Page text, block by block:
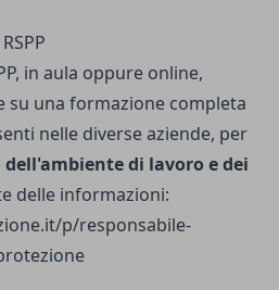
in aula oppure online,
su una formazione completa
nelle diverse aziende, per
dell'ambiente di lavoro e dei
delle informazioni:
p/responsabile-